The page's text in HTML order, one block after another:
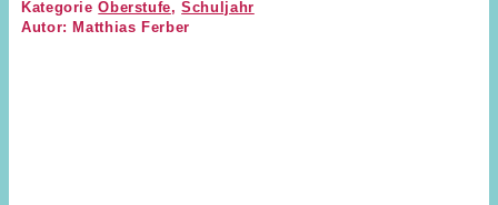
KategorieOberstufe,Schuljahr
Autor: Matthias Ferber